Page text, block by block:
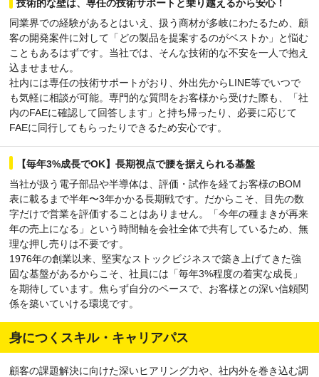
技術的な壁は、専任の技術サポートと乗り越えるから安心！
同業界での経験があるとはいえ、扱う商材が多岐にわたるため、顧
客の開発案件に対して「どの製品を提案するのがベストか」と悩む
こともあるはずです。当社では、そんな技術的な不安を一人で抱え
込ませません。
社内には専任の技術サポートがおり、外出先からLINE等でいつで
も気軽に相談が可能。専門的な質問をお客様から受けた際も、「社
内のFAEに確認して回答します」と持ち帰ったり、必要に応じて
FAEに同行してもらったりできるため安心です。
【毎年3%成長でOK】長期視点で腰を据えられる基盤
当社が扱う電子部品や半導体は、評価・試作を経てお客様のBOM
表に載るまで半年〜3年かかる長期戦です。だからこそ、目先の数
字だけで営業を評価することはありません。「今年の種まきが再来
年の売上になる」という時間軸を会社全体で共有しているため、無
理な押し売りは不要です。
1976年の創業以来、堅実なストックビジネスで築き上げてきた強
固な基盤があるからこそ、社員には「毎年3%程度の着実な成長」
を期待しています。焦らず自分のペースで、お客様との深い信頼関
係を築いていける環境です。
身につくスキル・キャリアパス
顧客の課題解決に向けた深いヒアリング力や、社内外を巻き込む調